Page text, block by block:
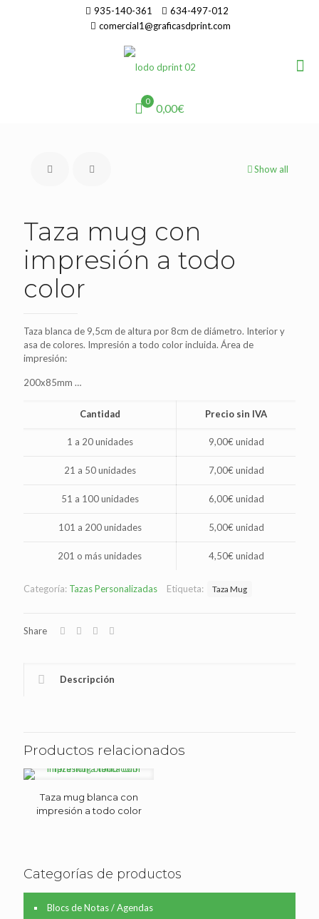
935-140-361
634-497-012
comercial1@graficasdprint.com
0
0,00€
Show all
Taza mug con
impresión a todo
color
Taza blanca de 9,5cm de altura por 8cm de diámetro. Interior y
asa de colores. Impresión a todo color incluida. Área de
impresión:
200x85mm …
Cantidad Precio sin IVA
1 a 20 unidades 9,00€ unidad
21 a 50 unidades 7,00€ unidad
51 a 100 unidades 6,00€ unidad
101 a 200 unidades 5,00€ unidad
201 o más unidades 4,50€ unidad
Categoría: Tazas Personalizadas Etiqueta: Taza Mug
Share
Descripción
Productos relacionados
Taza mug blanca con
impresión a todo color
Categorías de productos
Blocs de Notas / Agendas